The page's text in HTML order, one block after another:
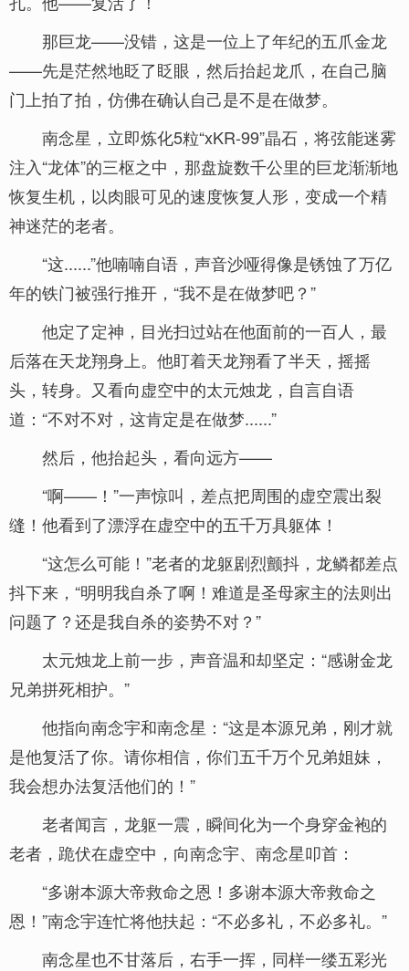
那巨龙——没错，这是一位上了年纪的五爪金龙
——先是茫然地眨了眨眼，然后抬起龙爪，在自己脑
门上拍了拍，仿佛在确认自己是不是在做梦。
南念星，立即炼化5粒“xKR-99”晶石，将弦能迷雾
注入“龙体”的三枢之中，那盘旋数千公里的巨龙渐渐地
恢复生机，以肉眼可见的速度恢复人形，变成一个精
神迷茫的老者。
“这......”他喃喃自语，声音沙哑得像是锈蚀了万亿
年的铁门被强行推开，“我不是在做梦吧？”
他定了定神，目光扫过站在他面前的一百人，最
后落在天龙翔身上。他盯着天龙翔看了半天，摇摇
头，转身。又看向虚空中的太元烛龙，自言自语
道：“不对不对，这肯定是在做梦......”
然后，他抬起头，看向远方——
“啊——！”一声惊叫，差点把周围的虚空震出裂
缝！他看到了漂浮在虚空中的五千万具躯体！
“这怎么可能！”老者的龙躯剧烈颤抖，龙鳞都差点
抖下来，“明明我自杀了啊！难道是圣母家主的法则出
问题了？还是我自杀的姿势不对？”
太元烛龙上前一步，声音温和却坚定：“感谢金龙
兄弟拼死相护。”
他指向南念宇和南念星：“这是本源兄弟，刚才就
是他复活了你。请你相信，你们五千万个兄弟姐妹，
我会想办法复活他们的！”
老者闻言，龙躯一震，瞬间化为一个身穿金袍的
老者，跪伏在虚空中，向南念宇、南念星叩首：
“多谢本源大帝救命之恩！多谢本源大帝救命之
恩！”南念宇连忙将他扶起：“不必多礼，不必多礼。”
南念星也不甘落后，右手一挥，同样一缕五彩光